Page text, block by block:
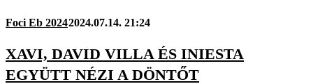
Foci Eb 20242024.07.14. 21:24
XAVI, DAVID VILLA ÉS INIESTA
EGYÜTT NÉZI A DÖNTŐT